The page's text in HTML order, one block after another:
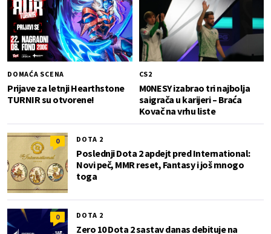
DOMAĆA SCENA
Prijave za letnji Hearthstone
TURNIR su otvorene!
CS2
M0NESY izabrao tri najbolja
saigrača u karijeri – Braća
Kovač na vrhu liste
0 DOTA 2
Poslednji Dota 2 apdejt pred International:
Novi peč, MMR reset, Fantasy i još mnogo
toga
0 DOTA 2
Zero 10 Dota 2 sastav danas debituje na